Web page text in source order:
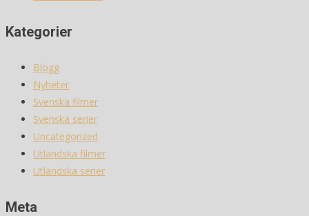
Kategorier
Blogg
Nyheter
Svenska filmer
Svenska serier
Uncategorized
Utländska filmer
Utländska serier
Meta